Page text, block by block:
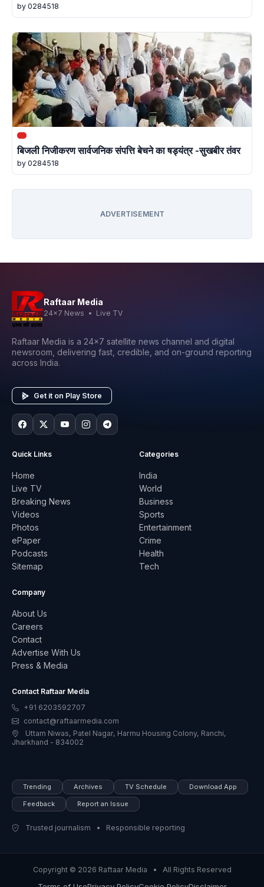
by 0284518
बिजली निजीकरण सार्वजनिक संपत्ति बेचने का षड्यंत्र -सुखबीर तंवर
by 0284518
ADVERTISEMENT
Raftaar Media
24x7 News • Live TV
Raftaar Media is a 24x7 satellite news channel and digital
newsroom, delivering fast, credible, and on-ground reporting
across India.
Get it on Play Store
Quick Links
Home
Live TV
Breaking News
Videos
Photos
ePaper
Podcasts
Sitemap
Categories
India
World
Business
Sports
Entertainment
Crime
Health
Tech
Company
About Us
Careers
Contact
Advertise With Us
Press & Media
Contact Raftaar Media
+91 6203592707
contact@raftaarmedia.com
Uttam Niwas, Patel Nagar, Harmu Housing Colony, Ranchi,
Jharkhand - 834002
Trending Archives TV Schedule Download App
Feedback Report an Issue
Trusted journalism • Responsible reporting
Copyright © 2026 Raftaar Media • All Rights Reserved